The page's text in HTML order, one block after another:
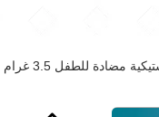
مخصصة كالي حزم 3.5 غرام